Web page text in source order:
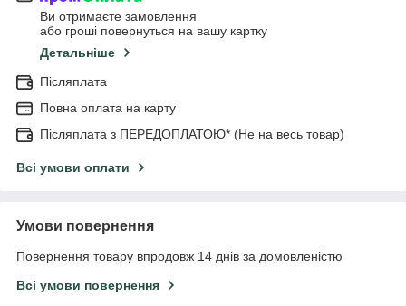
Ви отримаєте замовлення
або гроші повернуться на вашу картку
Детальніше
Післяплата
Повна оплата на карту
Післяплата з ПЕРЕДОПЛАТОЮ* (Не на весь товар)
Всі умови оплати
Умови повернення
Повернення товару впродовж 14 днів за домовленістю
Всі умови повернення